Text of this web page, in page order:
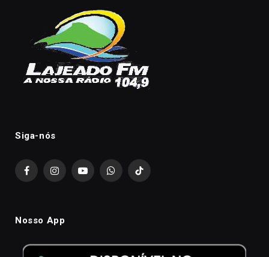
Siga-nós
FacebookInstagramYouTubeWhatsAppTikTok
Nosso App